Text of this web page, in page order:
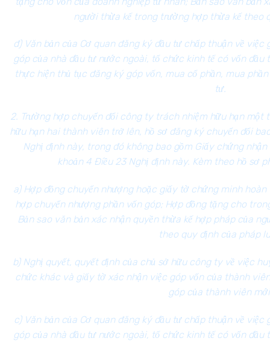
người thừa kế trong trường hợp thừa kế theo
đ) Văn bản của Cơ quan đăng ký đầu tư chấp thuận về
góp của nhà đầu tư nước ngoài, tổ chức kinh tế có vốn
thực hiện thủ tục đăng ký góp vốn, mua cổ phần, mua
tư.
2. Trường hợp chuyển đổi công ty trách nhiệm hữu hạn
hữu hạn hai thành viên trở lên, hồ sơ đăng ký chuyển đổi
Nghị định này, trong đó không bao gồm Giấy chứng
khoản 4 Điều 23 Nghị định này. Kèm theo hồ sơ
a) Hợp đồng chuyển nhượng hoặc giấy tờ chứng minh
hợp chuyển nhượng phần vốn góp; Hợp đồng tặng cho
Bản sao văn bản xác nhận quyền thừa kế hợp pháp của
theo quy định của pháp
b) Nghị quyết, quyết định của chủ sở hữu công ty về việc
chức khác và giấy tờ xác nhận việc góp vốn của thành
góp của thành viên
c) Văn bản của Cơ quan đăng ký đầu tư chấp thuận về
góp của nhà đầu tư nước ngoài, tổ chức kinh tế có vốn